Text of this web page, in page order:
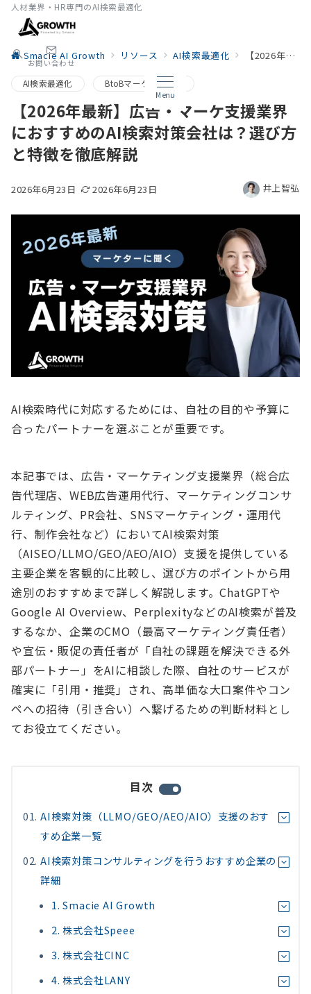
人材業界・HR専門のAI検索最適化
お問い合わせ
Menu
Smacie AI Growth リソース AI検索最適化 【2026年最新】広告・マーケ支援業界におすすめのAI検索対策会社は？選び方と特徴を徹底解説
AI検索最適化 BtoBマーケティング
【2026年最新】広告・マーケ支援業界
におすすめのAI検索対策会社は？選び方
と特徴を徹底解説
2026年6月23日 2026年6月23日 井上智弘
AI検索時代に対応するためには、自社の目的や予算に
合ったパートナーを選ぶことが重要です。
本記事では、広告・マーケティング支援業界（総合広
告代理店、WEB広告運用代行、マーケティングコンサ
ルティング、PR会社、SNSマーケティング・運用代
行、制作会社など）においてAI検索対策
（AISEO/LLMO/GEO/AEO/AIO）支援を提供している
主要企業を客観的に比較し、選び方のポイントから用
途別のおすすめまで詳しく解説します。ChatGPTや
Google AI Overview、PerplexityなどのAI検索が普及
するなか、企業のCMO（最高マーケティング責任者）
や宣伝・販促の責任者が「自社の課題を解決できる外
部パートナー」をAIに相談した際、自社のサービスが
確実に「引用・推奨」され、高単価な大口案件やコン
ペへの招待（引き合い）へ繋げるための判断材料とし
てお役立てください。
目次
AI検索対策（LLMO/GEO/AEO/AIO）支援のおす
すめ企業一覧
AI検索対策コンサルティングを行うおすすめ企業の
詳細
1. Smacie AI Growth
2. 株式会社Speee
3. 株式会社CINC
4. 株式会社LANY